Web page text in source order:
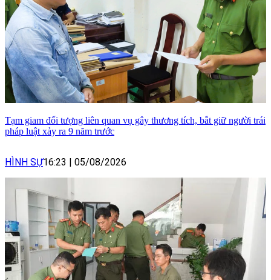
Tạm giam đối tượng liên quan vụ gây thương tích, bắt giữ người trái
pháp luật xảy ra 9 năm trước
HÌNH SỰ16:23 05/08/2026